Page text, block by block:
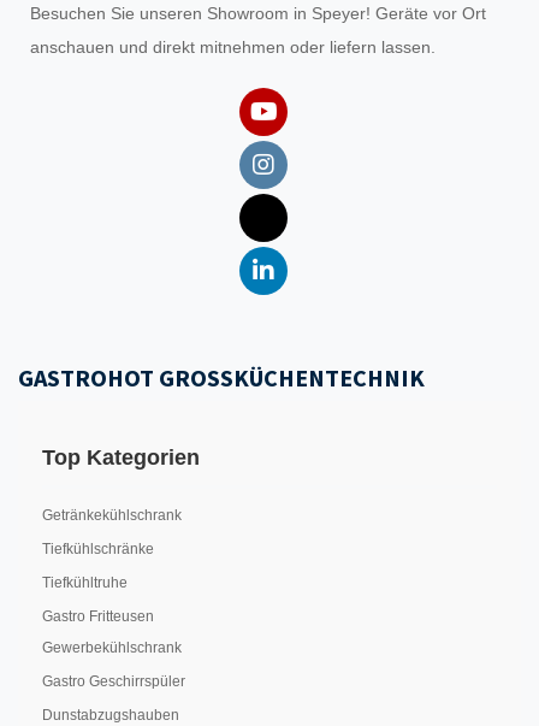
Besuchen Sie unseren Showroom in Speyer! Geräte vor Ort
anschauen und direkt mitnehmen oder liefern lassen.
GASTROHOT GROSSKÜCHENTECHNIK
Top Kategorien
Getränkekühlschrank
Tiefkühlschränke
Tiefkühltruhe
Gastro Fritteusen
Gewerbekühlschrank
Gastro Geschirrspüler
Dunstabzugshauben